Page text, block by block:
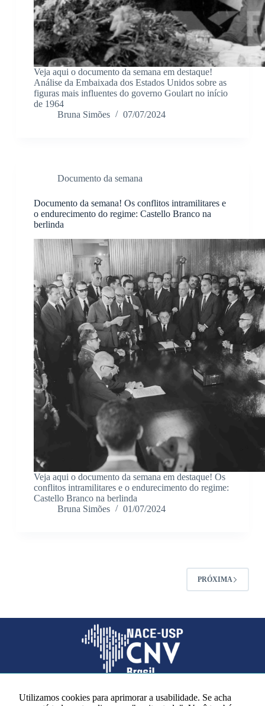
Veja aqui o documento da semana em destaque!
Análise da Embaixada dos Estados Unidos sobre as
figuras mais influentes do governo Goulart no início
de 1964
Bruna Simões
07/07/2024
Documento da semana
Documento da semana! Os conflitos intramilitares e
o endurecimento do regime: Castello Branco na
berlinda
Veja aqui o documento da semana em destaque! Os
conflitos intramilitares e o endurecimento do regime:
Castello Branco na berlinda
Bruna Simões
01/07/2024
PRÓXIMA
Utilizamos cookies para aprimorar a usabilidade. Se acha